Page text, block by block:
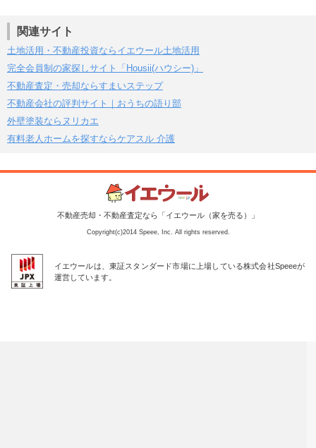
関連サイト
土地活用・不動産投資ならイエウール土地活用
完全会員制の家探しサイト「Housii(ハウシー)」
不動産査定・売却ならすまいステップ
不動産会社の評判サイト｜おうちの語り部
外壁塗装ならヌリカエ
有料老人ホームを探すならケアスル 介護
不動産売却・不動産査定なら「イエウール（家を売る）」
Copyright(c)2014 Speee, Inc. All rights reserved.
イエウールは、東証スタンダード市場に上場している株式会社Speeeが
運営しています。